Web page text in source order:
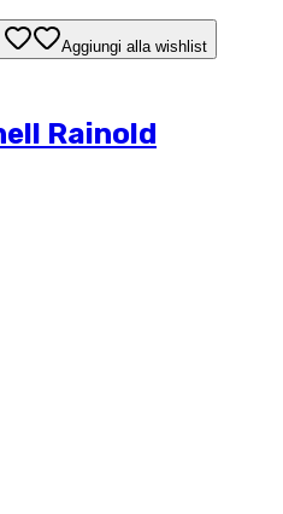
Aggiungi alla wishlist
Rainold